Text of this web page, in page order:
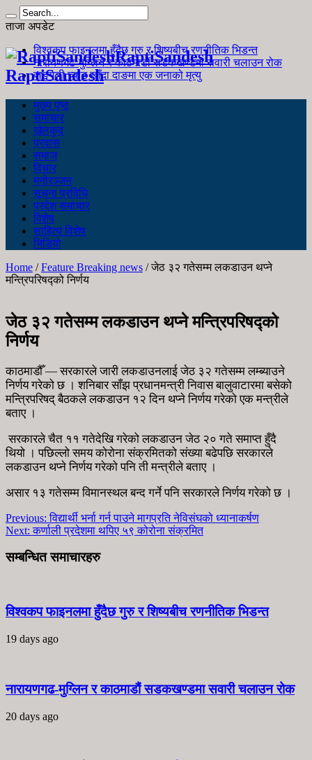
ताजा अपडेट
विश्वकप फाइनलमा हुँदैछ गुरु र शिष्यबीच रणनीतिक भिडन्त
नारायणगढ-मुग्लिन र काठमाडौं सडकखण्डमा सवारी चलाउन रोक
जङ्गली च्याउ खाँदा दाङमा एक जनाको मृत्यु
RaptiSandesh
RaptiSandesh
मुख्य पृष्ठ
समाचार
खेलकुद
प्रवास
समाज
विचार
मनोरञ्जन
सूचना प्रविधि
प्रदेश समाचार
विशेष
साहित्य विशेष
भिडियो
Home /Feature Breaking news /जेठ ३२ गतेसम्म लकडाउन थप्‍ने
मन्त्रिपरिषद्‍को निर्णय
जेठ ३२ गतेसम्म लकडाउन थप्‍ने मन्त्रिपरिषद्‍को
निर्णय
काठमाडौँ — सरकारले जारी लकडाउनलाई जेठ ३२ गतेसम्म लम्ब्याउने
निर्णय गरेको छ । शनिबार साँझ प्रधानमन्त्री निवास बालुवाटारमा बसेको
मन्त्रिपरिषद् बैठकले लकडाउन १२ दिन थप्ने निर्णय गरेको एक मन्त्रीले
बताए ।
सरकारले चैत ११ गतेदेखि गरेको लकडाउन जेठ २० गते समाप्त हुँदै
थियो । पछिल्लो समय कोरोना संक्रमितको संख्या बढेपछि सरकारले
लकडाउन थप्ने निर्णय गरेको पनि ती मन्त्रीले बताए ।
असार १३ गतेसम्म विमानस्थल बन्द गर्ने पनि सरकारले निर्णय गरेको छ ।
Previous: विद्यार्थी भर्ना गर्न पाउने मागप्रति नेविसंघको ध्यानाकर्षण
Next: कर्णाली प्रदेशमा थपिए ५९ कोरोना संक्रमित
सम्बन्धित समाचारहरु
विश्वकप फाइनलमा हुँदैछ गुरु र शिष्यबीच रणनीतिक भिडन्त
19 days ago
नारायणगढ-मुग्लिन र काठमाडौं सडकखण्डमा सवारी चलाउन रोक
20 days ago